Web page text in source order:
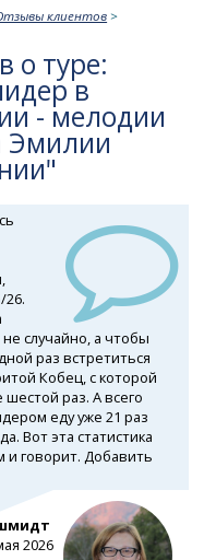
клиентов >
о туре:
в
- мелодии
Эмилии
26.
не случайно, а чтобы
раз встретиться
Кобец, с которой
шестой раз. А всего
еду уже 21 раз
Вот эта статистика
и говорит. Добавить
2026